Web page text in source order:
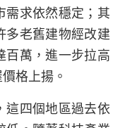
需求依然穩定；其
多老舊建物經改建
百萬，進一步拉高
格上揚。
這四個地區過去依